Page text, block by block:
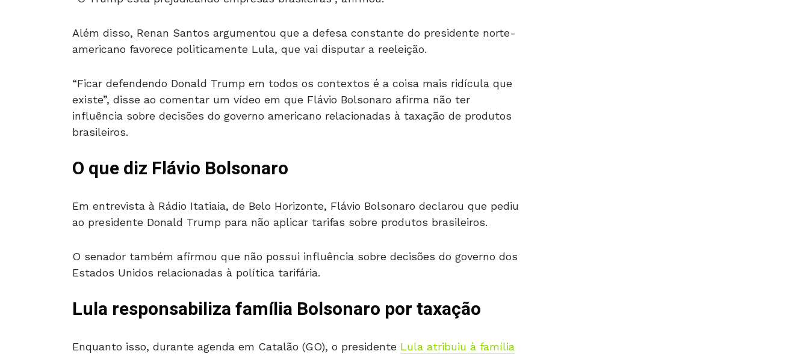
Além disso, Renan Santos argumentou que a defesa constante do presidente norte-
americano favorece politicamente Lula, que vai disputar a reeleição.
“Ficar defendendo Donald Trump em todos os contextos é a coisa mais ridícula que
existe”, disse ao comentar um vídeo em que Flávio Bolsonaro afirma não ter
influência sobre decisões do governo americano relacionadas à taxação de produtos
brasileiros.
O que diz Flávio Bolsonaro
Em entrevista à Rádio Itatiaia, de Belo Horizonte, Flávio Bolsonaro declarou que pediu
ao presidente Donald Trump para não aplicar tarifas sobre produtos brasileiros.
O senador também afirmou que não possui influência sobre decisões do governo dos
Estados Unidos relacionadas à política tarifária.
Lula responsabiliza família Bolsonaro por taxação
Enquanto isso, durante agenda em Catalão (GO), o presidente Lula atribuiu à família